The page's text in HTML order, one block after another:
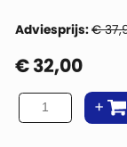
Adviesprijs:€
€32,00